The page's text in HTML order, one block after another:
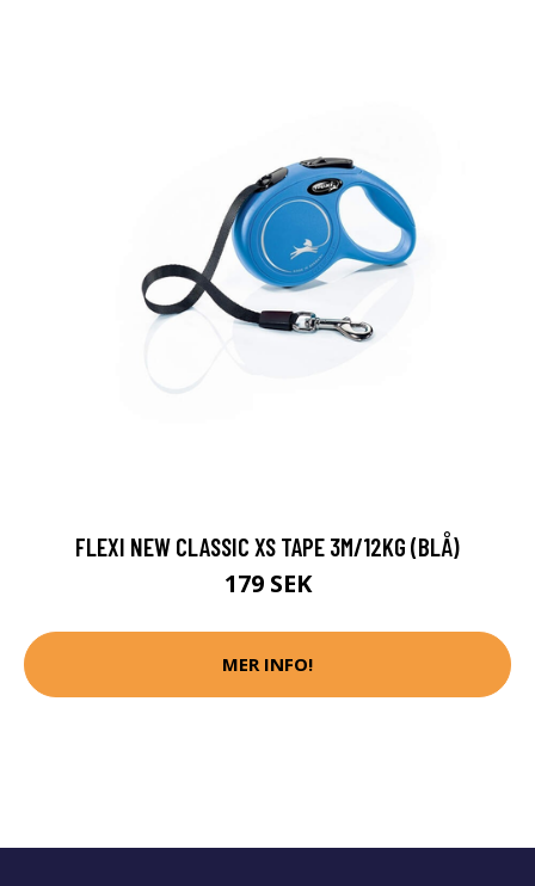
FLEXI NEW CLASSIC XS TAPE 3M/12KG (BLÅ)
179 SEK
MER INFO!